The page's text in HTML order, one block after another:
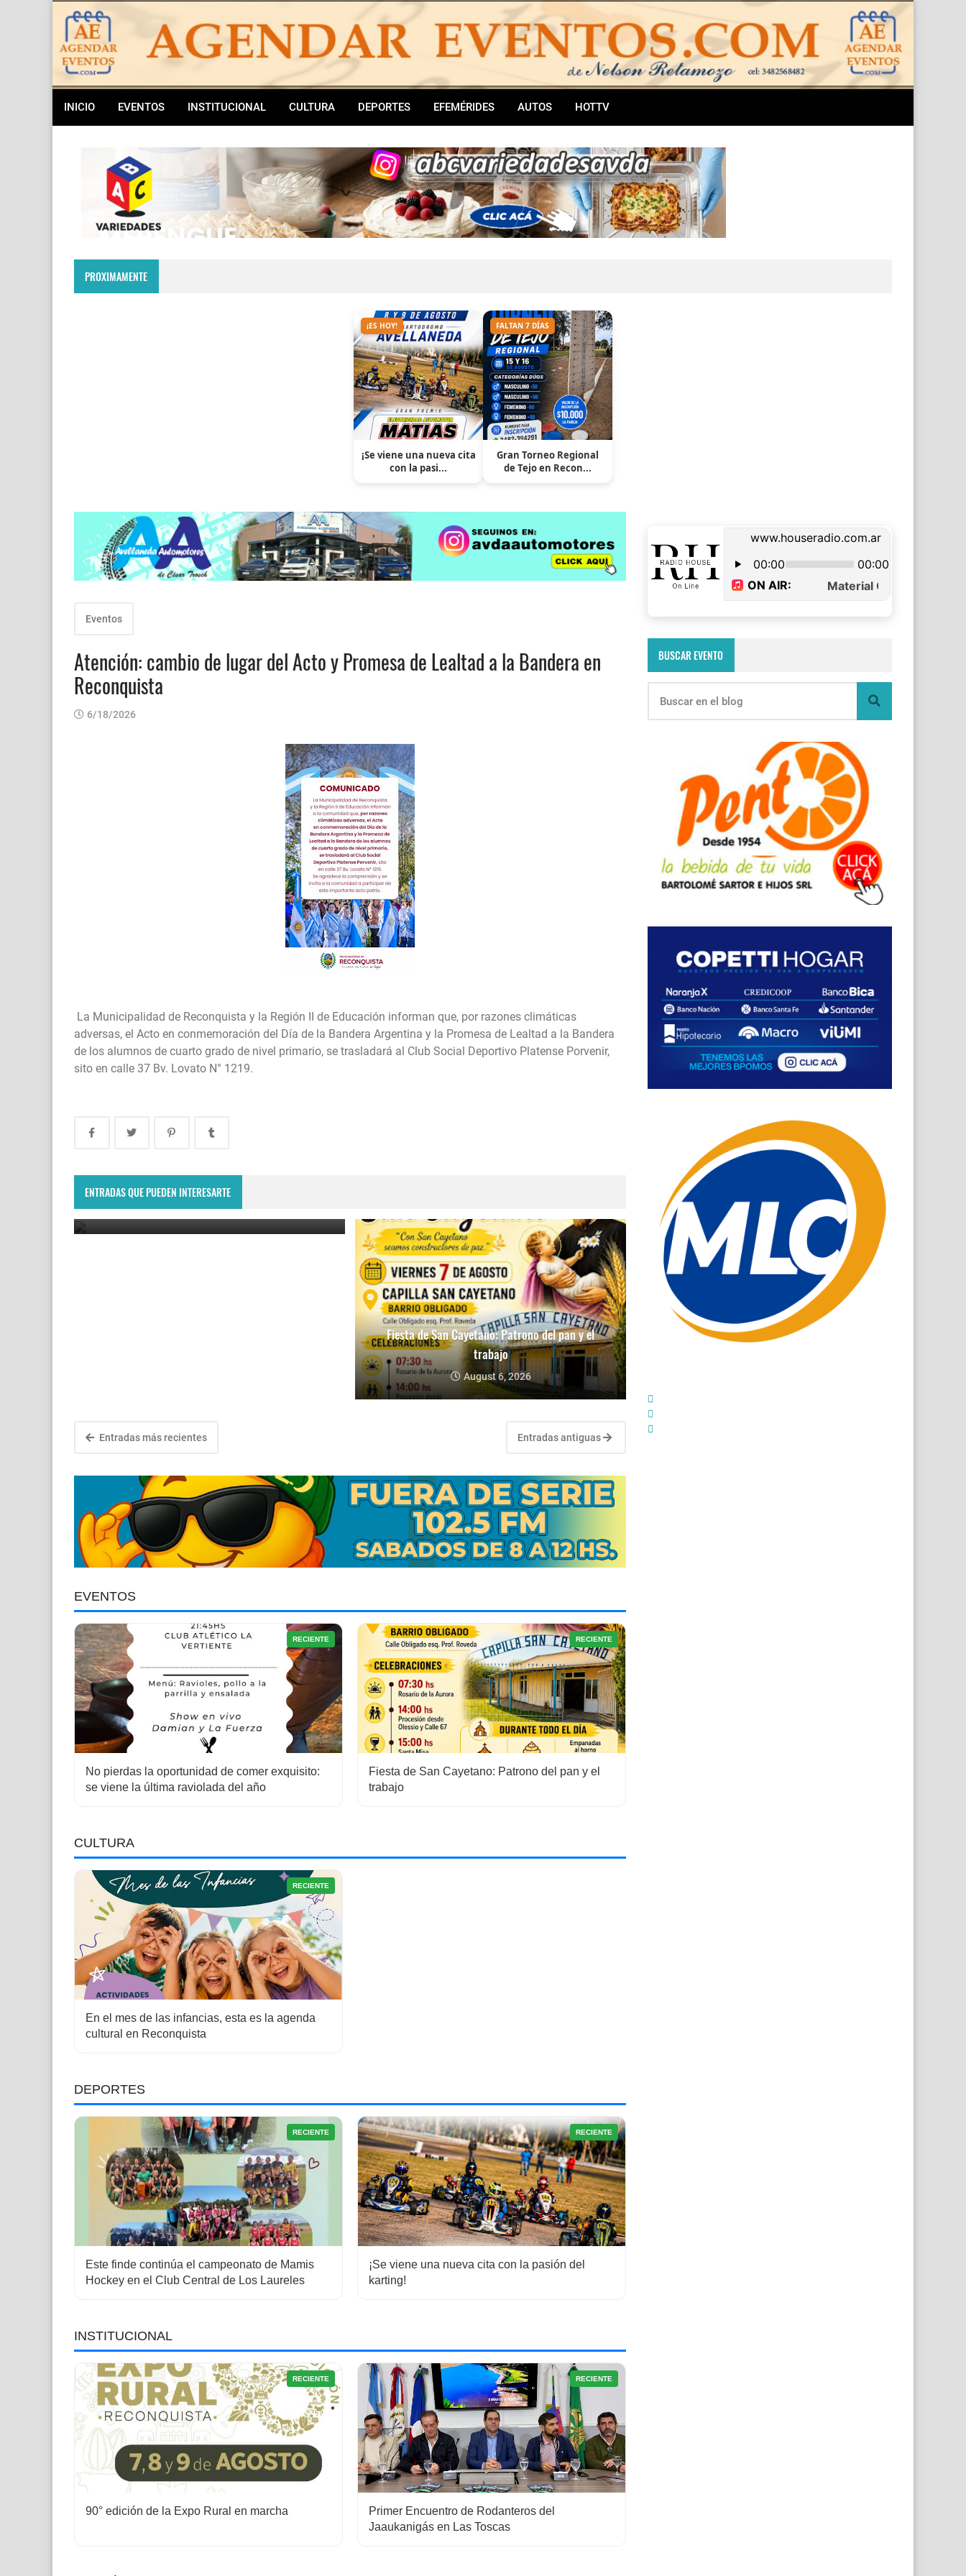
INICIO EVENTOS INSTITUCIONAL CULTURA DEPORTES EFEMÉRIDES AUTOS HOTTV
PROXIMAMENTE
¡ES HOY!
¡Se viene una nueva cita
con la pasi...
FALTAN 7 DÍAS
Gran Torneo Regional
de Tejo en Recon...
Eventos
Atención: cambio de lugar del Acto y Promesa de Lealtad a la Bandera en
Reconquista
6/18/2026
La Municipalidad de Reconquista y la Región II de Educación informan que, por razones climáticas
adversas, el Acto en conmemoración del Día de la Bandera Argentina y la Promesa de Lealtad a la Bandera
de los alumnos de cuarto grado de nivel primario, se trasladará al Club Social Deportivo Platense Porvenir,
sito en calle 37 Bv. Lovato N° 1219.
ENTRADAS QUE PUEDEN INTERESARTE
viene la última raviolada del año
August 7, 2026
Fiesta de San Cayetano: Patrono del pan y el
trabajo
August 6, 2026
Entradas más recientes Entradas antiguas
EVENTOS
RECIENTE
No pierdas la oportunidad de comer exquisito:
se viene la última raviolada del año
RECIENTE
Fiesta de San Cayetano: Patrono del pan y el
trabajo
CULTURA
RECIENTE
En el mes de las infancias, esta es la agenda
cultural en Reconquista
DEPORTES
RECIENTE
Este finde continúa el campeonato de Mamis
Hockey en el Club Central de Los Laureles
RECIENTE
¡Se viene una nueva cita con la pasión del
karting!
INSTITUCIONAL
RECIENTE
90° edición de la Expo Rural en marcha
RECIENTE
Primer Encuentro de Rodanteros del
Jaaukanigás en Las Toscas
BUSCAR EVENTO